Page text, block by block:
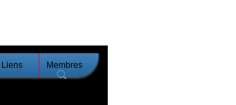
Liens Membres